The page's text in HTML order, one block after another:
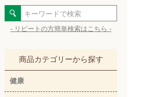
- リピートの方簡単検索はこちら -
商品カテゴリーから探す
健康